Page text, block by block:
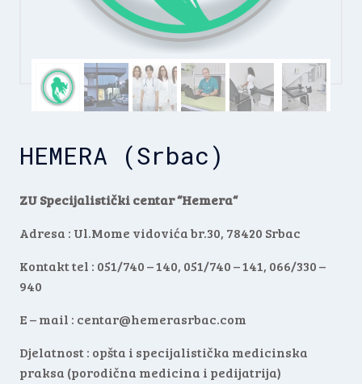
HEMERA (Srbac)
ZU Specijalistički centar “Hemera“
Adresa : Ul.Mome vidovića br.30, 78420 Srbac
Kontakt tel : 051/740 – 140, 051/740 – 141, 066/330 –
940
E – mail : centar@hemerasrbac.com
Djelatnost : opšta i specijalistička medicinska
praksa (porodična medicina i pedijatrija)